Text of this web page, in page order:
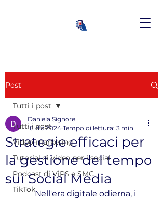
Post
Tutti i post
Video-marketing
Tutorial di video per i social
Podcast di ViPS e SMC
TikTok
Tutti i post
Strategie efficaci per
la gestione del tempo
sui Social Media
Daniela Signore
18 dic 2024 Tempo di lettura: 3 min
Nell'era digitale odierna, i